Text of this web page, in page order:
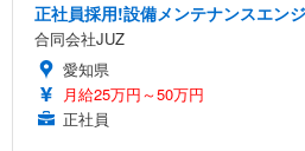
正社員採用!設備メンテナンスエン
合同会社JUZ
愛知県
月給25万円～50万円
正社員